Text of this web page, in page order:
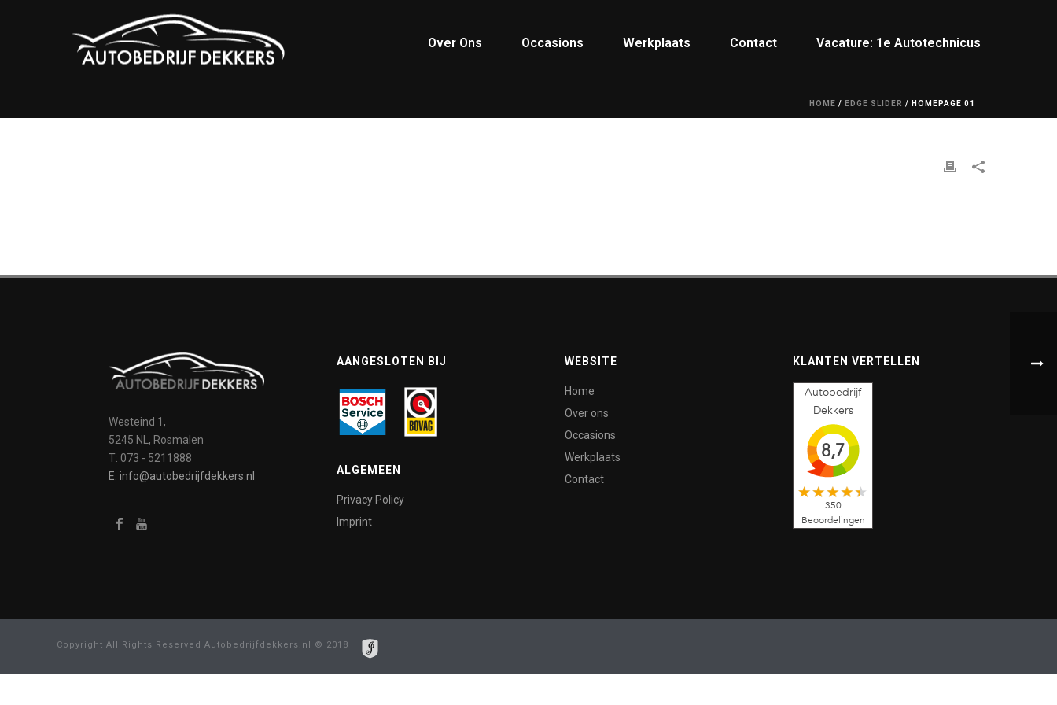
Over Ons Occasions Werkplaats Contact Vacature: 1e Autotechnicus
HOME / EDGE SLIDER / HOMEPAGE 01
Westeind 1,
5245 NL, Rosmalen
T: 073 - 5211888
E: info@autobedrijfdekkers.nl
AANGESLOTEN BIJ
ALGEMEEN
Privacy Policy
Imprint
WEBSITE
Home
Over ons
Occasions
Werkplaats
Contact
KLANTEN VERTELLEN
Autobedrijf
Dekkers
8,7
350
Beoordelingen
Copyright All Rights Reserved Autobedrijfdekkers.nl © 2018